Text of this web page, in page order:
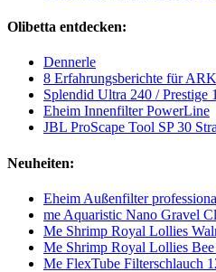
Olibetta entdecken:
Dennerle
8 Erfahrungsberichte für
Splendid Ultra 240 / Prestige
Eheim Innenfilter PowerLine
JBL ProScape Tool SP 30
Neuheiten:
Eheim Außenfilter
me Aquaristic Nano Gravel
Me Shrimp Royal Lollies
Me Shrimp Royal Lollies Bee
Me FlexTube Filterschlauch